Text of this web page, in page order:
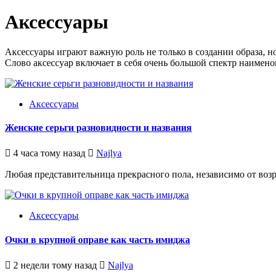
Аксессуары
Аксессуары играют важную роль не только в создании образа,
Слово аксессуар включает в себя очень большой спектр
Аксессуары
Женские серьги разновидности и названия
4 часа тому назад Najlya
Любая представительница прекрасного пола, независимо от
Аксессуары
Очки в крупной оправе как часть имиджа
2 недели тому назад Najlya